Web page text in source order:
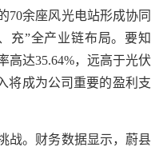
70余座风光电站形成协同
充”全产业链布局。要知
高达35.64%，远高于光伏
将成为公司重要的盈利支
。财务数据显示，蔚县